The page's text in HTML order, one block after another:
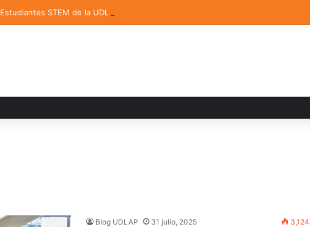
Estudiantes STEM de la UDLAP destacan en el MUTVI 2026
Blog UDLAP 31 julio, 2025 3,124